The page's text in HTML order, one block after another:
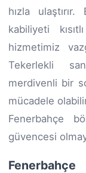
hızla
kabiliyeti
hizmetimiz
Tekerlekli
merdivenli bir
mücadele
Fenerbahçe
güvencesi